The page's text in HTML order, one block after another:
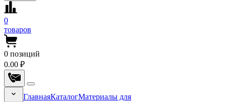
0
товаров
0 позиций
0.00 ₽
ГлавнаяКаталогМатериалы для